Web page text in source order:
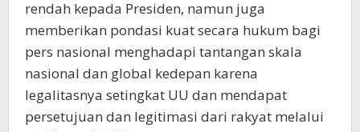
rendah kepada Presiden, namun juga
memberikan pondasi kuat secara hukum bagi
pers nasional menghadapi tantangan skala
nasional dan global kedepan karena
legalitasnya setingkat UU dan mendapat
persetujuan dan legitimasi dari rakyat melalui